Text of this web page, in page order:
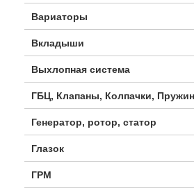
Вариаторы
Вкладыши
Выхлопная система
ГБЦ, Клапаны, Колпачки,
Генератор, ротор, статор
Глазок
ГРМ